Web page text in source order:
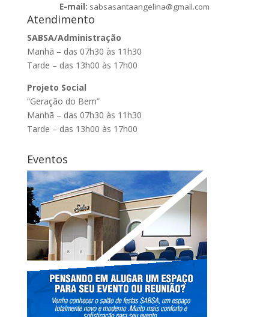
E-mail: sabsasantaangelina@gmail.com
Atendimento
SABSA/Administração
Manhã – das 07h30 às 11h30
Tarde – das 13h00 às 17h00
Projeto Social
“Geração do Bem”
Manhã – das 07h30 às 11h30
Tarde – das 13h00 às 17h00
Eventos